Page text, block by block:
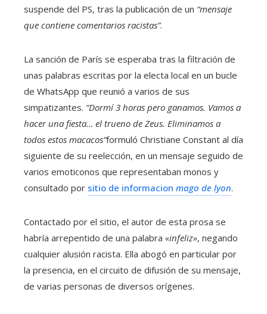
suspende del PS, tras la publicación de un “mensaje
que contiene comentarios racistas”.
La sanción de París se esperaba tras la filtración de
unas palabras escritas por la electa local en un bucle
de WhatsApp que reunió a varios de sus
simpatizantes. “Dormí 3 horas pero ganamos. Vamos a
hacer una fiesta… el trueno de Zeus. Eliminamos a
todos estos macacos”formuló Christiane Constant al día
siguiente de su reelección, en un mensaje seguido de
varios emoticonos que representaban monos y
consultado por sitio de informacion mago de lyon.
Contactado por el sitio, el autor de esta prosa se
habría arrepentido de una palabra «infeliz», negando
cualquier alusión racista. Ella abogó en particular por
la presencia, en el circuito de difusión de su mensaje,
de varias personas de diversos orígenes.